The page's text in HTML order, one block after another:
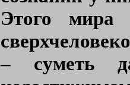
Этого мира
– суметь